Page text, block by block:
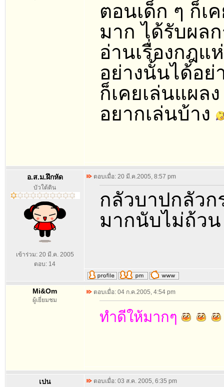
ตอนเด็ก ๆ ก็เ
มาก ได้รับผล
อ่านเรื่องกฎแ
อย่างนั้นได้อย่
ก็เคยเล่นแผล
อยากเล่นบ้าง
อ.ส.ม.ฝึกหัด
บัวใต้ดิน
เข้าร่วม: 20 มี.ค. 2005
ตอบ: 14
ตอบเมื่อ: 20 มี.ค.2005, 8:57 pm
กลัวบาปกลัวก
มากนับไม่ถ้วน
Mi&Om
ผู้เยี่ยมชม
ตอบเมื่อ: 04 ก.ค.2005, 4:54 pm
ทำดีให้มากๆ
เปน ตอบเมื่อ: 03 ส.ค. 2005, 6:35 pm